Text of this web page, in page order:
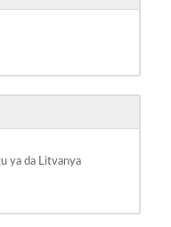
ya da Litvanya